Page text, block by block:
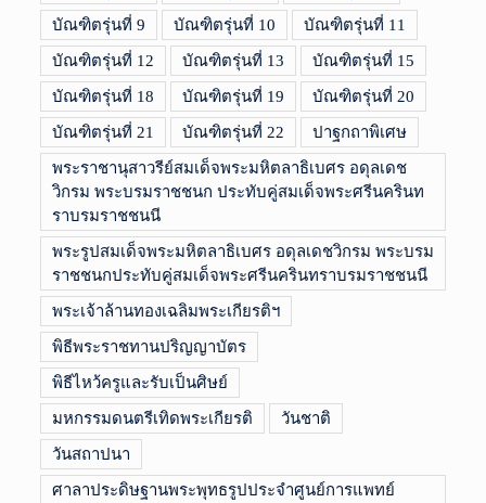
บัณฑิตรุ่นที่ 9 บัณฑิตรุ่นที่ 10 บัณฑิตรุ่นที่ 11
บัณฑิตรุ่นที่ 12 บัณฑิตรุ่นที่ 13 บัณฑิตรุ่นที่ 15
บัณฑิตรุ่นที่ 18 บัณฑิตรุ่นที่ 19 บัณฑิตรุ่นที่ 20
บัณฑิตรุ่นที่ 21 บัณฑิตรุ่นที่ 22 ปาฐกถาพิเศษ
พระราชานุสาวรีย์สมเด็จพระมหิตลาธิเบศร อดุลเดช
วิกรม พระบรมราชชนก ประทับคู่สมเด็จพระศรีนครินท
ราบรมราชชนนี
พระรูปสมเด็จพระมหิตลาธิเบศร อดุลเดชวิกรม พระบรม
ราชชนกประทับคู่สมเด็จพระศรีนครินทราบรมราชชนนี
พระเจ้าล้านทองเฉลิมพระเกียรติฯ
พิธีพระราชทานปริญญาบัตร
พิธีไหว้ครูและรับเป็นศิษย์
มหกรรมดนตรีเทิดพระเกียรติ วันชาติ
วันสถาปนา
ศาลาประดิษฐานพระพุทธรูปประจำศูนย์การแพทย์